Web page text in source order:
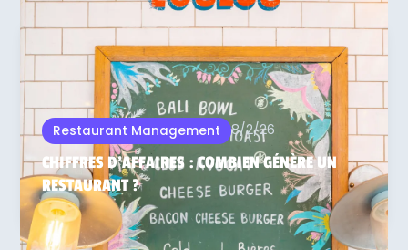
Restaurant Management 8/2/26
CHIFFRES D'AFFAIRES : COMBIEN GÉNÈRE UN
RESTAURANT ?